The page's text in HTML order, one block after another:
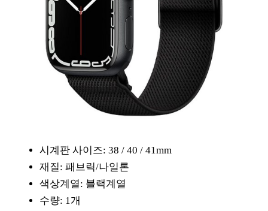
시계판 사이즈: 38 / 40 / 41mm
재질: 패브릭/나일론
색상계열: 블랙계열
수량: 1개